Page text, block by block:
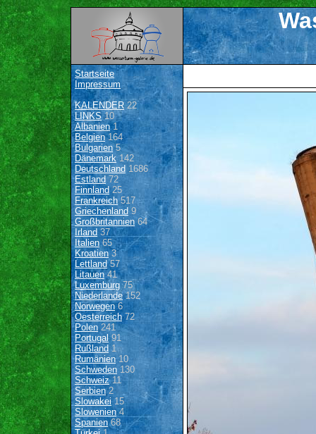
Startseite
Impressum
KALENDER22
LINKS10
Albanien1
Belgien164
Bulgarien 5
Dänemark142
Deutschland 1686
Estland 72
Finnland 25
Frankreich517
Griechenland9
Großbritannien64
Irland 37
Italien65
Kroatien3
Lettland57
Litauen41
Luxemburg 75
Niederlande152
Norwegen6
Oesterreich72
Polen 241
Portugal91
Rußland 1
Rumänien10
Schweden 130
Schweiz11
Serbien2
Slowakei15
Slowenien4
Spanien68